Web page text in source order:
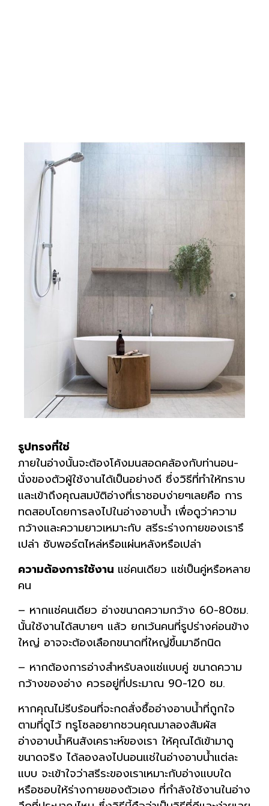
รูปทรงที่ใช่
ภายในอ่างนั้นจะต้องโค้งมนสอดคล้องกับท่านอน-
นั่งของตัวผู้ใช้งานได้เป็นอย่างดี ซึ่งวิธีที่ทำให้ทราบ
และเข้าถึงคุณสมบัติอ่างที่เราชอบง่ายๆเลยคือ การ
ทดสอบโดยการลงไปในอ่างอาบน้ำ เพื่อดูว่าความ
กว้างและความยาวเหมาะกับ สรีระร่างกายของเรารึ
เปล่า ซับพอร์ตไหล่หรือแผ่นหลังหรือเปล่า
ความต้องการใช้งาน แช่คนเดียว แช่เป็นคู่หรือหลาย
คน
– หากแช่คนเดียว อ่างขนาดความกว้าง 60-80ซม.
นั้นใช้งานได้สบายๆ แล้ว ยกเว้นคนที่รูปร่างค่อนข้าง
ใหญ่ อาจจะต้องเลือกขนาดที่ใหญ่ขึ้นมาอีกนิด
– หากต้องการอ่างสำหรับลงแช่แบบคู่ ขนาดความ
กว้างของอ่าง ควรอยู่ที่ประมาณ 90-120 ซม.
หากคุณไม่รีบร้อนที่จะกดสั่งซื้ออ่างอาบน้ำที่ถูกใจ
ตามที่ดูไว้ ทรูโซลอยากชวนคุณมาลองสัมผัส
อ่างอาบน้ำหินสังเคราะห์ของเรา ให้คุณได้เข้ามาดู
ขนาดจริง ได้ลองลงไปนอนแช่ในอ่างอาบน้ำแต่ละ
แบบ จะเข้าใจว่าสรีระของเราเหมาะกับอ่างแบบใด
หรือชอบให้ร่างกายของตัวเอง ที่กำลังใช้งานในอ่าง